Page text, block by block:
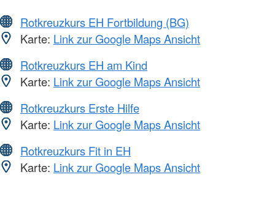
Rotkreuzkurs EH Fortbildung (BG)
Karte: Link zur Google Maps Ansicht
Rotkreuzkurs EH am Kind
Karte: Link zur Google Maps Ansicht
Rotkreuzkurs Erste Hilfe
Karte: Link zur Google Maps Ansicht
Rotkreuzkurs Fit in EH
Karte: Link zur Google Maps Ansicht